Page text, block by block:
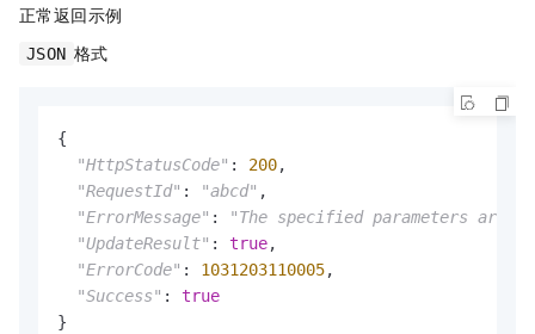
正常返回示例
JSON 格式
{
"HttpStatusCode" : 200,
"RequestId" : "abcd" ,
"ErrorMessage" :
"The specified parameters are
"UpdateResult" : true,
"ErrorCode" : 1031203110005,
"Success" : true
}